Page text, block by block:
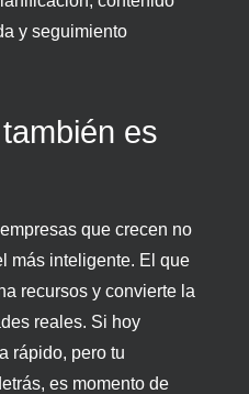
y seguimiento
es
que crecen no
más inteligente. El que
recursos y convierte la
reales. Si hoy
rápido, pero tu
es momento de